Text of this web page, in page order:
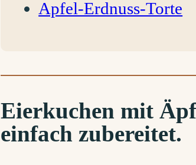
Apfel-Erdnuss-Torte
Eierkuchen mit
einfach zubereitet.